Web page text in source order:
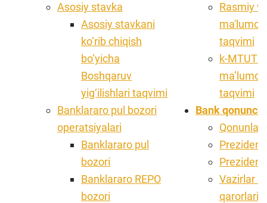
Asosiy stavka
Asosiy stavkani
ko‘rib chiqish
bo‘yicha
Boshqaruv
yig‘ilishlari taqvimi
Banklararo pul bozori
operatsiyalari
Banklararo pul
bozori
Banklararo REPO
bozori
Rasmiy
taqvimi
k-MTUT
taqvimi
Bank
Qonunlar
Vazirlar
qarorlari